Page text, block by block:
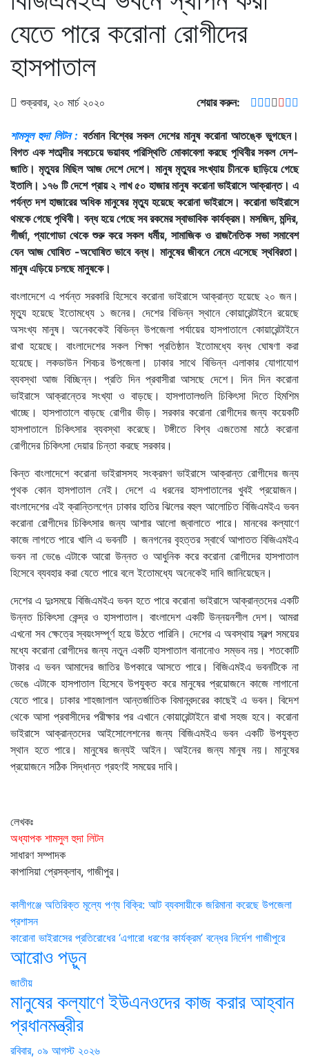
যেতে পারে করোনা রোগীদের
হাসপাতাল
শুক্রবার, ২০ মার্চ ২০২০ শেয়ার করুন:
শামসুল হুদা লিটন : বর্তমান বিশ্বের সকল দেশের মানুষ করোনা আতঙ্কে ভুগছেন।
বিগত এক শতাব্দীর সবচেয়ে ভয়াবহ পরিস্থিতি মোকাবেলা করছে পৃথিবীর সকল দেশ-
জাতি। মৃত্যুর মিছিল আজ দেশে দেশে। মানুষ মৃত্যুর সংখ্যায় চীনকে ছাড়িয়ে গেছে
ইতালি। ১৭৬ টি দেশে প্রায় ২ লাখ ৫০ হাজার মানুষ করোনা ভাইরাসে আক্রান্ত। এ
পর্যন্ত দশ হাজারের অধিক মানুষের মৃত্যু হয়েছে করোনা ভাইরাসে। করোনা ভাইরাসে
থমকে গেছে পৃথিবী। বন্ধ হয়ে গেছে সব রকমের স্বাভাবিক কার্যক্রম। মসজিদ, মন্দির,
গীর্জা, প্যাগোডা থেকে শুরু করে সকল ধর্মীয়, সামাজিক ও রাজনৈতিক সভা সমাবেশ
যেন আজ ঘোষিত -অঘোষিত ভাবে বন্ধ। মানুষের জীবনে নেমে এসেছে স্থবিরতা।
মানুষ এড়িয়ে চলছে মানুষকে।
বাংলাদেশে এ পর্যন্ত সরকারি হিসেবে করোনা ভাইরাসে আক্রান্ত হয়েছে ২০ জন।
মৃত্যু হয়েছে ইতোমধ্যে ১ জনের। দেশের বিভিন্ন স্থানে কোয়ারেন্টাইনে রয়েছে
অসংখ্য মানুষ। অনেককেই বিভিন্ন উপজেলা পর্যায়ের হাসপাতালে কোয়ারেন্টাইনে
রাখা হয়েছে। বাংলাদেশের সকল শিক্ষা প্রতিষ্ঠান ইতোমধ্যে বন্ধ ঘোষণা করা
হয়েছে। লকডাউন শিবচর উপজেলা। ঢাকার সাথে বিভিন্ন এলাকার যোগাযোগ
ব্যবস্থা আজ বিচ্ছিন্ন। প্রতি দিন প্রবাসীরা আসছে দেশে। দিন দিন করোনা
ভাইরাসে আক্রান্তের সংখ্যা ও বাড়ছে। হাসপাতালগুলি চিকিৎসা দিতে হিমশিম
খাচ্ছে। হাসপাতালে বাড়ছে রোগীর ভীড়। সরকার করোনা রোগীদের জন্য কয়েকটি
হাসপাতালে চিকিৎসার ব্যবস্থা করেছে। টঙ্গীতে বিশ্ব এজতেমা মাঠে করোনা
রোগীদের চিকিৎসা দেয়ার চিন্তা করছে সরকার।
কিন্ত বাংলাদেশে করোনা ভাইরাসসহ সংক্রমণ ভাইরাসে আক্রান্ত রোগীদের জন্য
পৃথক কোন হাসপাতাল নেই। দেশে এ ধরনের হাসপাতালের খুবই প্রয়োজন।
বাংলাদেশের এই ক্রান্তিলগ্নে ঢাকার হাতির ঝিলের বহুল আলোচিত বিজিএমইএ ভবন
করোনা রোগীদের চিকিৎসার জন্য আশার আলো জ্বালাতে পারে। মানবের কল্যাণে
কাজে লাগতে পারে খালি এ ভবনটি । জনগনের বৃহত্তর স্বার্থে আপাতত বিজিএমইএ
ভবন না ভেঙে এটাকে আরো উন্নত ও আধুনিক করে করোনা রোগীদের হাসপাতাল
হিসেবে ব্যবহার করা যেতে পারে বলে ইতোমধ্যে অনেকেই দাবি জানিয়েছেন।
দেশের এ দুঃসময়ে বিজিএমইএ ভবন হতে পারে করোনা ভাইরাসে আক্রান্তদের একটি
উন্নত চিকিৎসা কেন্দ্র ও হাসপাতাল। বাংলাদেশ একটি উন্নয়নশীল দেশ। আমরা
এখনো সব ক্ষেত্রে স্বয়ংসম্পূর্ণ হয়ে উঠতে পারিনি। দেশের এ অবস্থায় স্বল্প সময়ের
মধ্যে করোনা রোগীদের জন্য নতুন একটি হাসপাতাল বানানোও সম্ভব নয়। শতকোটি
টাকার এ ভবন আমাদের জাতির উপকারে আসতে পারে। বিজিএমইএ ভবনটিকে না
ভেঙে এটাকে হাসপাতাল হিসেবে উপযুক্ত করে মানুষের প্রয়োজনে কাজে লাগানো
যেতে পারে। ঢাকার শাহজালাল আন্তর্জাতিক বিমানবন্দরের কাছেই এ ভবন। বিদেশ
থেকে আসা প্রবাসীদের পরীক্ষার পর এখানে কোয়ারেন্টাইনে রাখা সহজ হবে। করোনা
ভাইরাসে আক্রান্তদের আইসোলেশনের জন্য বিজিএমইএ ভবন একটি উপযুক্ত
স্থান হতে পারে। মানুষের জন্যই আইন। আইনের জন্য মানুষ নয়। মানুষের
প্রয়োজনে সঠিক সিদ্ধান্ত গ্রহণই সময়ের দাবি।
লেখকঃ
অধ্যাপক শামসুল হুদা লিটন
সাধারণ সম্পাদক
কাপাসিয়া প্রেসক্লাব, গাজীপুর।
Post
navigation
কালীগঞ্জে অতিরিক্ত মূল্যে পণ্য বিক্রি: আট ব্যবসায়ীকে জরিমানা করেছে উপজেলা
প্রশাসন
কারোনা ভাইরাসের প্রতিরোধের ‘এগারো ধরণের কার্যক্রম’ বন্ধের নির্দেশ গাজীপুরে
আরোও পড়ুন
জাতীয়
মানুষের কল্যাণে ইউএনওদের কাজ করার আহ্বান
প্রধানমন্ত্রীর
রবিবার, ০৯ আগস্ট ২০২৬